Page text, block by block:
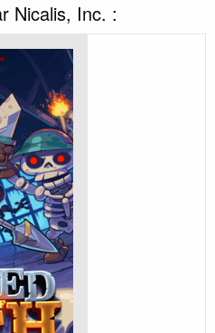
Nicalis, Inc. :